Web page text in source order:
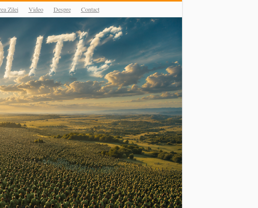
Zilei Video Despre Contact